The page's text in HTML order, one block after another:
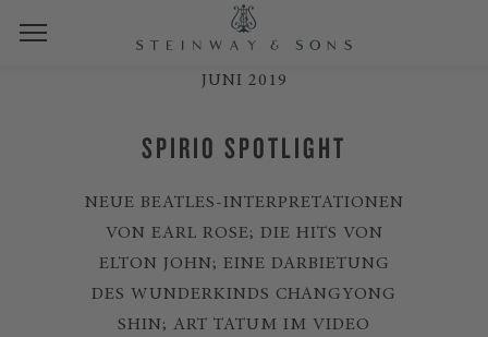
JUNI 2019
SPIRIO SPOTLIGHT
NEUE BEATLES-INTERPRETATIONEN
VON EARL ROSE; DIE HITS VON
ELTON JOHN; EINE DARBIETUNG
DES WUNDERKINDS CHANGYONG
SHIN; ART TATUM IM VIDEO